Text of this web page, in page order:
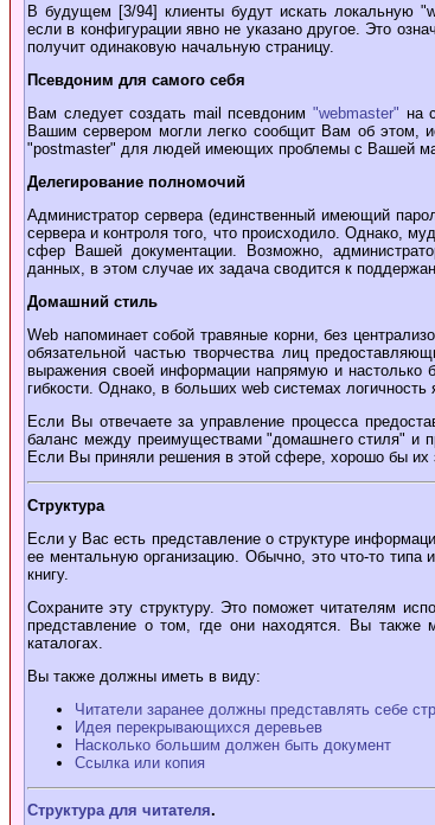
В будущем [3/94] клиенты будут искать локальную
если в конфигурации явно не указано другое. Это
получит одинаковую начальную страницу.
Псевдоним для самого себя
Вам следует создать mail псевдоним "webmaster" на
Вашим сервером могли легко сообщит Вам об этом,
"postmaster" для людей имеющих проблемы с Вашей
Делегирование полномочий
Администратор сервера (единственный имеющий
сервера и контроля того, что происходило. Однако,
сфер Вашей документации. Возможно,
данных, в этом случае их задача сводится к
Домашний стиль
Web напоминает собой травяные корни, без
обязательной частью творчества лиц
выражения своей информации напрямую и настолько
гибкости. Однако, в больших web системах логичность
Если Вы отвечаете за управление процесса
баланс между преимуществами "домашнего стиля" и
Если Вы приняли решения в этой сфере, хорошо бы их
Структура
Если у Вас есть представление о структуре
ее ментальную организацию. Обычно, это что-то типа
книгу.
Сохраните эту структуру. Это поможет читателям
представление о том, где они находятся. Вы также
каталогах.
Вы также должны иметь в виду:
Читатели заранее должны представлять себе
Идея перекрывающихся деревьев
Насколько большим должен быть документ
Ссылка или копия
Структура для читателя.